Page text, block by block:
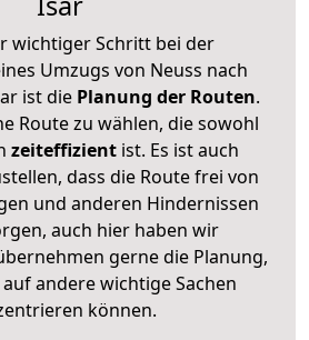
wichtiger Schritt bei der
Umzugs von Neuss nach
ist die Planung der Routen.
Route zu wählen, die sowohl
zeiteffizientist. Es ist auch
dass die Route frei von
und anderen Hindernissen
auch hier haben wir
gerne die Planung,
andere wichtige Sachen
können.